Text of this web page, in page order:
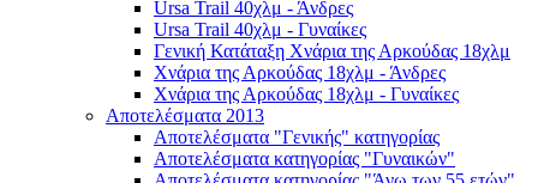
Ursa Trail 40χλμ - Άνδρες
Ursa Trail 40χλμ - Γυναίκες
Γενική Κατάταξη Χνάρια της Αρκούδας 18χλμ
Χνάρια της Αρκούδας 18χλμ - Άνδρες
Χνάρια της Αρκούδας 18χλμ - Γυναίκες
Αποτελέσματα 2013
Αποτελέσματα "Γενικής" κατηγορίας
Αποτελέσματα κατηγορίας "Γυναικών"